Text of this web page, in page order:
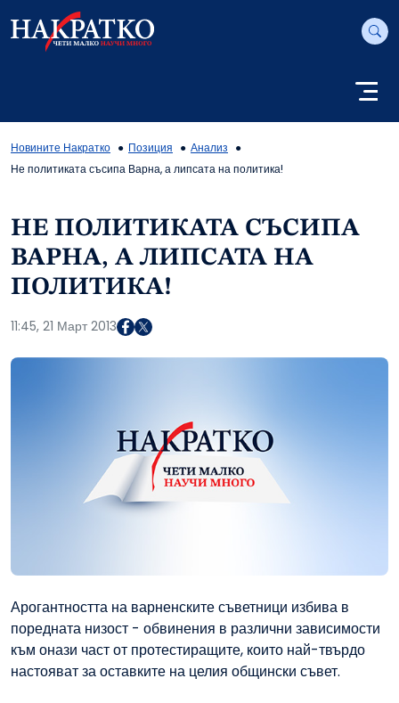
Новините Накратко Позиция
Анализ
Не политиката съсипа Варна, а липсата на политика!
НЕ ПОЛИТИКАТА СЪСИПА
ВАРНА, А ЛИПСАТА НА
ПОЛИТИКА!
11:45, 21 Март 2013
Арогантността на варненските съветници избива в
поредната низост - обвинения в различни зависимости
към онази част от протестиращите, които най-твърдо
настояват за оставките на целия общински съвет.